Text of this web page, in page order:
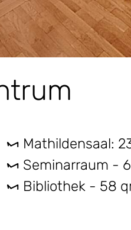
Mathildensaal:
Seminarraum -
Bibliothek - 58